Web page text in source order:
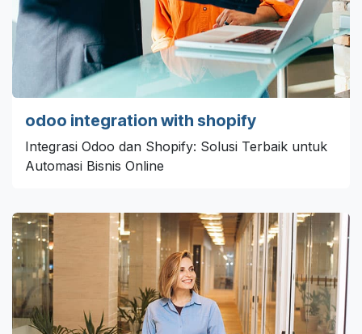
odoo integration with shopify
Integrasi Odoo dan Shopify: Solusi Terbaik untuk
Automasi Bisnis Online